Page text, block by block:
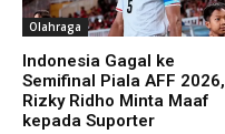
Olahraga
Indonesia Gagal ke
Semifinal Piala AFF 2026,
Rizky Ridho Minta Maaf
kepada Suporter